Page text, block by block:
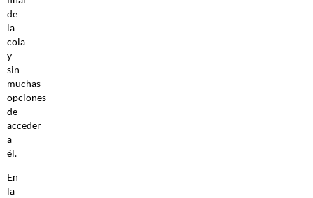
de
la
cola
y
sin
muchas
opciones
de
acceder
a
él.
En
la